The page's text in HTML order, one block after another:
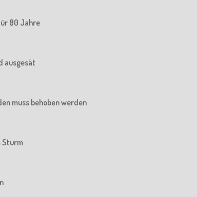
80 Jahre
ausgesät
muss behoben werden
Sturm